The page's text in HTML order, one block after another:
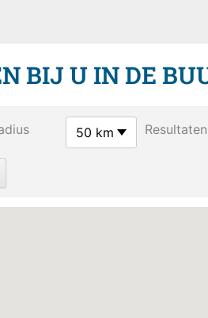
BIJ U IN DE
50 km Resultaten